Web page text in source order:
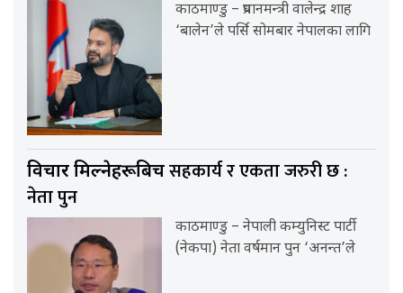
काठमाण्डु – प्रधानमन्त्री वालेन्द्र शाह
‘बालेन’ले पर्सि सोमबार नेपालका लागि
विचार मिल्नेहरूबिचसहकार्य र एकता जरुरी छ :
नेता पुन
काठमाण्डु – नेपाली कम्युनिस्ट पार्टी
(नेकपा) नेता वर्षमान पुन ‘अनन्त’ले